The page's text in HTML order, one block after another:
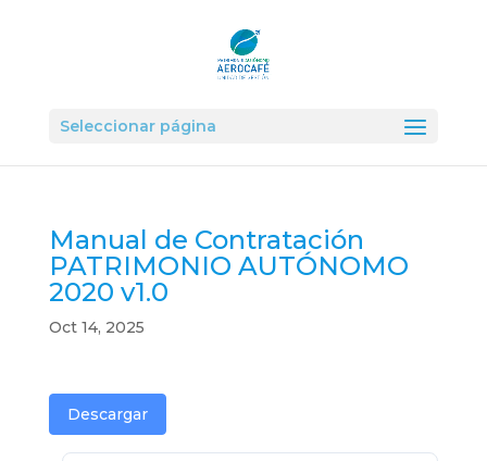
Seleccionar página
Manual de Contratación
PATRIMONIO AUTÓNOMO
2020 v1.0
Oct 14, 2025
Descargar